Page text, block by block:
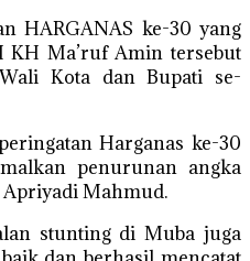
HARGANAS ke-30 yang
Ma’ruf Amin tersebut
Kota dan Bupati se-
Harganas ke-30
penurunan angka
Apriyadi Mahmud.
stunting di Muba juga